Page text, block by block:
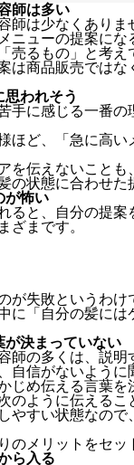
師は多い
師は少なくありま
ニューの提案にな
売るもの」と考え
は商品販売では
われそう
手に感じる一番
ほど、「急に高
を伝えないことも
の状態に合わせた
が怖い
ると、自分の提
ざまです。
が失敗というわけ
に「自分の髪に
が決まっていない
師の多くは、説
自信がないように
じめ伝える言葉を
のように伝えるこ
やすい状態なの
のメリットをセッ
ら入る